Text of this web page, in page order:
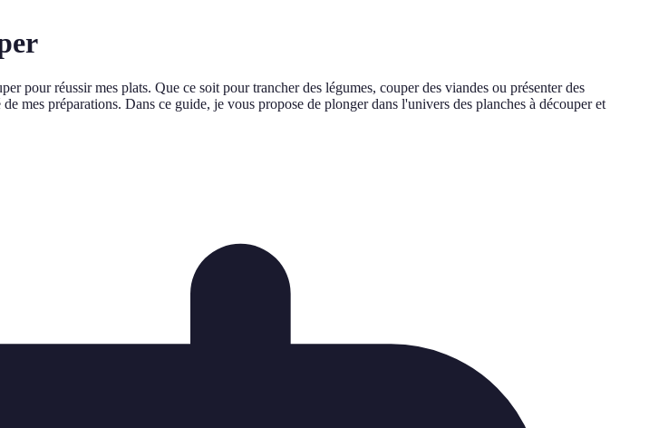
pour réussir mes plats. Que ce soit pour trancher des légumes, couper des viandes ou présenter des
mes préparations. Dans ce guide, je vous propose de plonger dans l'univers des planches à découper et